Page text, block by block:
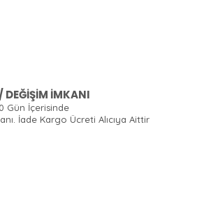
DEĞİŞİM İMKANI
Gün İçerisinde
İade Kargo Ücreti Alıcıya Aittir